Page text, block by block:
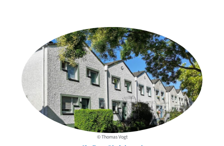
© Thomas Vogt